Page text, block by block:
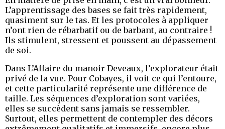
L’apprentissage des bases se fait très rapidement,
quasiment sur le tas. Et les protocoles à appliquer
n’ont rien de rébarbatif ou de barbant, au contraire !
Ils stimulent, stressent et poussent au dépassement
de soi.
Dans L’Affaire du manoir Deveaux, l’explorateur était
privé de la vue. Pour Cobayes, il voit ce qui l’entoure,
et cette particularité représente une différence de
taille. Les séquences d’exploration sont variées,
elles se succèdent sans jamais se ressembler.
Surtout, elles permettent de contempler des décors